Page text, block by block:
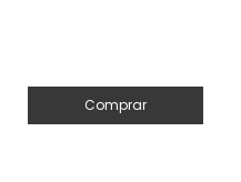
Comprar